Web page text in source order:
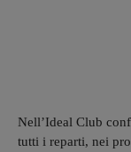
Nell’Ideal Club
tutti i reparti, nei